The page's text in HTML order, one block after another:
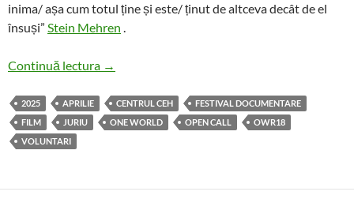
inima/ așa cum totul ține și este/ ținut de altceva decât de el
însuși” Stein Mehren .
Continuă lectura Open call-urile OWR18
→
2025 APRILIE CENTRUL CEH
FESTIVAL DOCUMENTARE
FILM
JURIU ONE WORLD OPEN CALL
OWR18
VOLUNTARI